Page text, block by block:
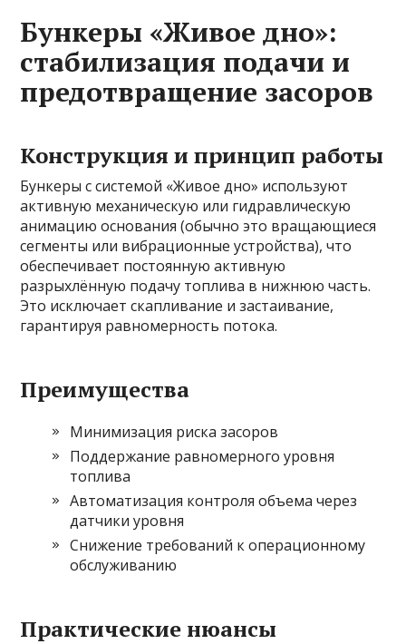
Бункеры «Живое дно»:
стабилизация подачи и
предотвращение засоров
Конструкция и принцип работы
Бункеры с системой «Живое дно» используют
активную механическую или гидравлическую
анимацию основания (обычно это вращающиеся
сегменты или вибрационные устройства), что
обеспечивает постоянную активную
разрыхлённую подачу топлива в нижнюю часть.
Это исключает скапливание и застаивание,
гарантируя равномерность потока.
Преимущества
Минимизация риска засоров
Поддержание равномерного уровня
топлива
Автоматизация контроля объема через
датчики уровня
Снижение требований к операционному
обслуживанию
Практические нюансы